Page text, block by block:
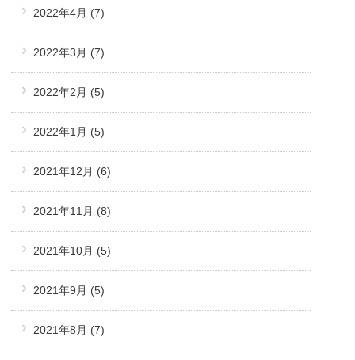
2022年4月 (7)
2022年3月 (7)
2022年2月 (5)
2022年1月 (5)
2021年12月 (6)
2021年11月 (8)
2021年10月 (5)
2021年9月 (5)
2021年8月 (7)